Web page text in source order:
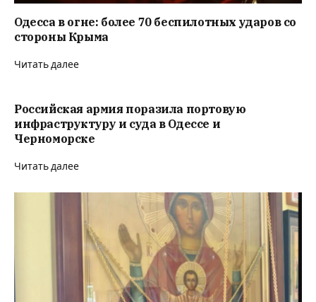
Одесса в огне: более 70 беспилотных ударов со
стороны Крыма
Читать далее
Российская армия поразила портовую
инфраструктуру и суда в Одессе и
Черноморске
Читать далее